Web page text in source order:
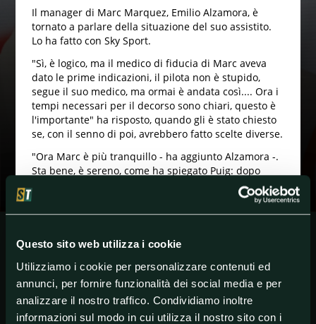
Questo sito web utilizza i cookie
Utilizziamo i cookie per personalizzare contenuti ed
annunci, per fornire funzionalità dei social media e per
analizzare il nostro traffico. Condividiamo inoltre
informazioni sul modo in cui utilizza il nostro sito con i
Il manager di Marc Marquez, Emilio Alzamora, è
tornato a parlare della situazione del suo assistito.
Lo ha fatto con Sky Sport.
"Sì, è logico, ma il medico di fiducia di Marc aveva
dato le prime indicazioni, il pilota non è stupido,
segue il suo medico, ma ormai è andata così.... Ora i
tempi necessari per il decorso sono chiari, questo è
l'importante" ha risposto, quando gli è stato chiesto
se, con il senno di poi, avrebbero fatto scelte diverse.
"Ora Marc è più tranquillo - ha aggiunto Alzamora -.
Sta bene, è sereno, come ha spiegato Puig: dopo
quello che è successo è normale che venissero
valutate altre opinioni per non sbagliare ancora. Ora
c’è una linea, Marc sa che passi deve seguire per
#MarcMarquez #MotoGP #World